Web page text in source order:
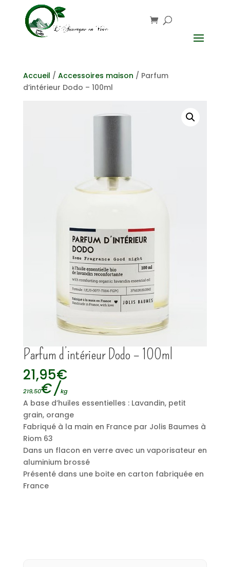
Accueil / Accessoires maison / Parfum
d’intérieur Dodo – 100ml
Parfum d’intérieur Dodo – 100ml
21,95€
219,50€/kg
A base d’huiles essentielles : Lavandin, petit
grain, orange
Fabriqué à la main en France par Jolis Baumes à
Riom 63
Dans un flacon en verre avec un vaporisateur en
aluminium brossé
Présenté dans une boite en carton fabriquée en
France